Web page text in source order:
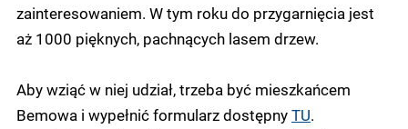
zainteresowaniem. W tym roku do przygarnięcia jest
aż 1000 pięknych, pachnących lasem drzew.
Aby wziąć w niej udział, trzeba być mieszkańcem
Bemowa i wypełnić formularz dostępnyTU.